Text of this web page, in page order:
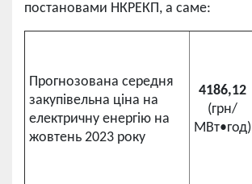
постановами НКРЕКП, а саме:
Прогнозована середня
закупівельна ціна на
електричну енергію на
жовтень 2023 року
4186,12
(грн/
МВт•год)